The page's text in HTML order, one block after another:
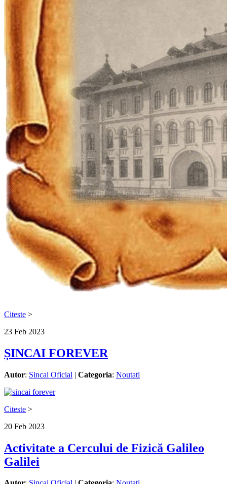
Citeste >
23 Feb 2023
ȘINCAI FOREVER
Autor: Sincai Oficial | Categoria: Noutati
Citeste >
20 Feb 2023
Activitate a Cercului de Fizică Galileo
Galilei